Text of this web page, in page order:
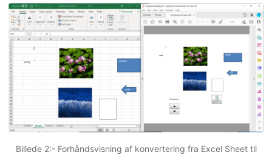
Billede 2:- Forhåndsvisning af konvertering fra Excel Sheet til